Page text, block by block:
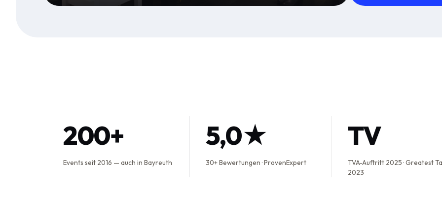
200+
Events seit 2016 — auch in Bayreuth
5,0★
30+ Bewertungen · ProvenExpert
TV
TVA-Auftritt 2025 · Greatest
2023